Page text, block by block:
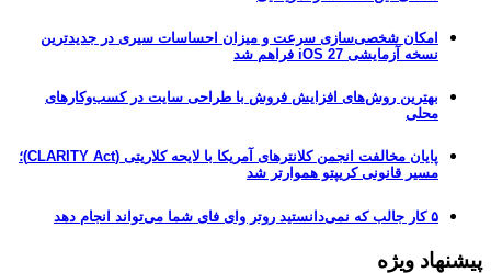
امکان شخصی‌سازی سرعت و میزان احساسات سیری در جدیدترین
نسخه آزمایشی iOS 27 فراهم شد
بهترین روش‌های افزایش فروش با طراحی سایت در کسب‌وکارهای
محلی
پایان مخالفت انجمن کلانترهای آمریکا با لایحه کلاریتی (CLARITY Act)؛
مسیر قانونی کریپتو هموارتر شد
۵ کار جالب که نمی‌دانستید روتر وای فای شما می‌تواند انجام دهد
پیشنهاد ویژه